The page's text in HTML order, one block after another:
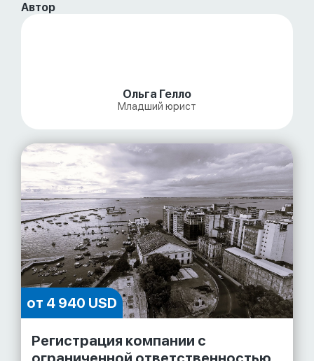
Автор
Ольга Гелло
Младший юрист
от 4 940 USD
Регистрация компании с